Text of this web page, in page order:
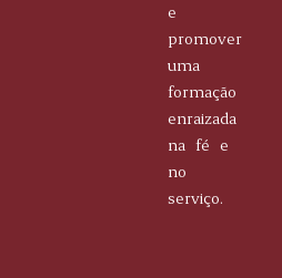
e
promover
uma
formação
enraizada
na fé e
no
serviço.